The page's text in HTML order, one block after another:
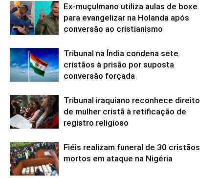
Ex-muçulmano utiliza aulas de boxe
para evangelizar na Holanda após
conversão ao cristianismo
Tribunal na Índia condena sete
cristãos à prisão por suposta
conversão forçada
Tribunal iraquiano reconhece direito
de mulher cristã à retificação de
registro religioso
Fiéis realizam funeral de 30 cristãos
mortos em ataque na Nigéria